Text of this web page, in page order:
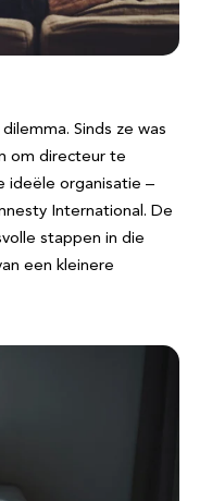
Sinds ze was
om directeur te
ideële organisatie –
International. De
stappen in die
een kleinere